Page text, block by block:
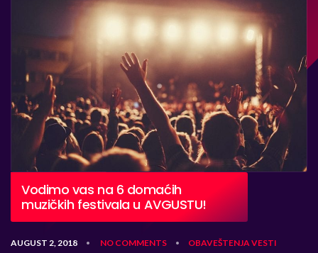
Vodimo vas na 6 domaćih
muzičkih festivala u AVGUSTU!
AUGUST 2, 2018 • NO COMMENTS • OBAVEŠTENJA VESTI